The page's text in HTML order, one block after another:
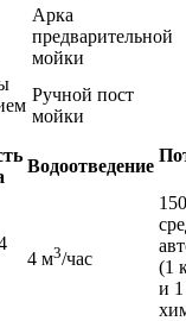
Арка
предварительной
мойки
Ручной пост
мойки
Водоотведение
4 м3/час
(1
и 1